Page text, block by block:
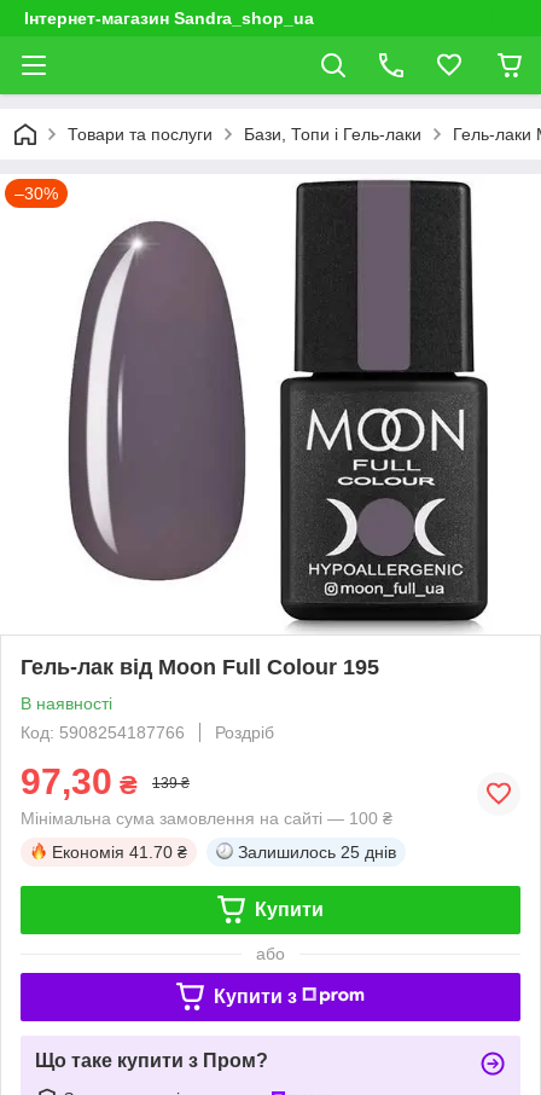
Інтернет-магазин Sandra_shop_ua
Товари та послуги Бази, Топи і Гель-лаки Гель-лаки
–30%
Гель-лак від Moon Full Colour 195
В наявності
Код: 5908254187766
Роздріб
97,30 ₴ 139 ₴
Мінімальна сума замовлення на сайті — 100 ₴
Економія 41.70 ₴ Залишилось 25 днів
Купити
або
Купити з
Що таке купити з Пром?